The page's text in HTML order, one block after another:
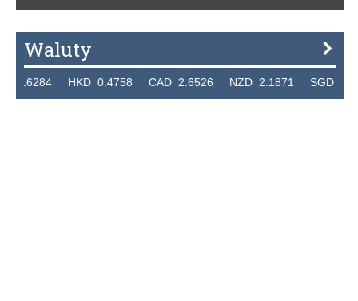
Waluty
HKD 0.4758 CAD 2.6526 NZD 2.1871 SGD